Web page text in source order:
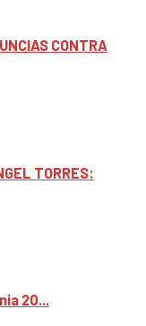
CONTRA
TORRES:
20...